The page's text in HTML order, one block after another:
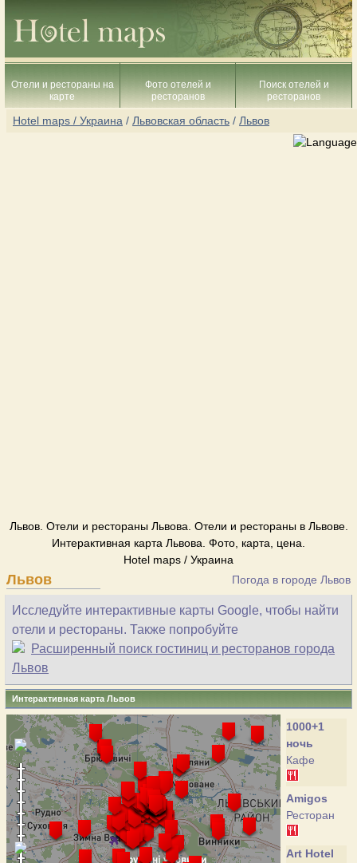
Отели и рестораны на
карте
Фото отелей и
ресторанов
Поиск отелей и
ресторанов
Hotel maps / Украина / Львовская область / Львов
Львов. Отели и рестораны Львова. Отели и рестораны в Львове.
Интерактивная карта Львова. Фото, карта, цена.
Hotel maps / Украина
Львов Погода в городе Львов
Исследуйте интерактивные карты Google, чтобы найти
отели и рестораны. Также попробуйте
Расширенный поиск гостиниц и ресторанов города
Львов
Интерактивная карта Львов
1000+1
ночь
Кафе
Amigos
Ресторан
Art Hotel